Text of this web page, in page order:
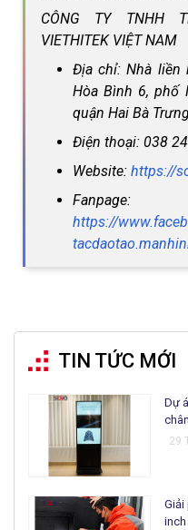
CÔNG TY TNHH
VIETHITEK VIỆT NAM
Địa chỉ: Nhà liền
Hòa Bình 6, phố
quận Hai Bà
Điện thoại: 038
Website: https://
Fanpage:
https://
TIN TỨC MỚI
Dự
29
Giải